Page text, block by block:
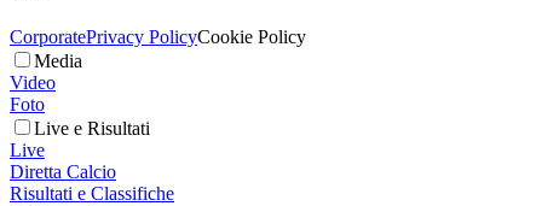
CorporatePrivacy PolicyCookie Policy
Media
Video
Foto
Live e Risultati
Live
Diretta Calcio
Risultati e Classifiche